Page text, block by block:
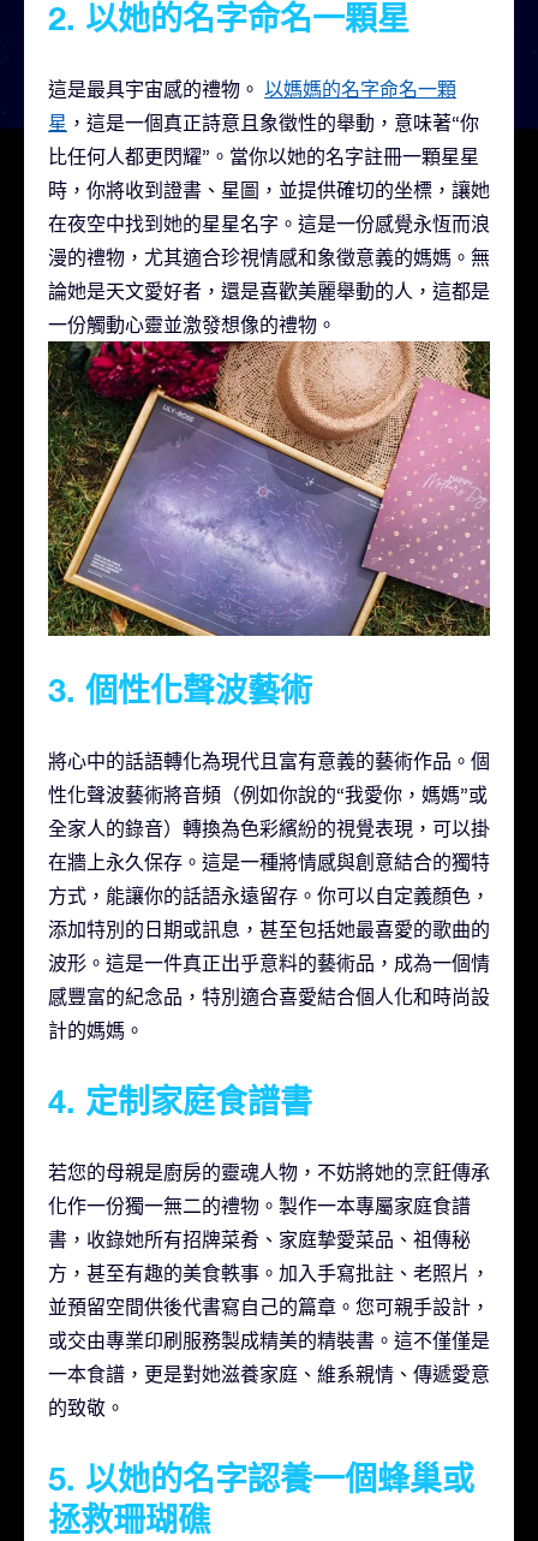
2. 以她的名字命名一顆星
這是最具宇宙感的禮物。 以媽媽的名字命名一顆
星 ，這是一個真正詩意且象徵性的舉動，意味著“你
比任何人都更閃耀”。當你以她的名字註冊一顆星星
時，你將收到證書、星圖，並提供確切的坐標，讓她
在夜空中找到她的星星名字。這是一份感覺永恆而浪
漫的禮物，尤其適合珍視情感和象徵意義的媽媽。無
論她是天文愛好者，還是喜歡美麗舉動的人，這都是
一份觸動心靈並激發想像的禮物。
3. 個性化聲波藝術
將心中的話語轉化為現代且富有意義的藝術作品。個
性化聲波藝術將音頻（例如你說的“我愛你，媽媽”或
全家人的錄音）轉換為色彩繽紛的視覺表現，可以掛
在牆上永久保存。這是一種將情感與創意結合的獨特
方式，能讓你的話語永遠留存。你可以自定義顏色，
添加特別的日期或訊息，甚至包括她最喜愛的歌曲的
波形。這是一件真正出乎意料的藝術品，成為一個情
感豐富的紀念品，特別適合喜愛結合個人化和時尚設
計的媽媽。
4. 定制家庭食譜書
若您的母親是廚房的靈魂人物，不妨將她的烹飪傳承
化作一份獨一無二的禮物。製作一本專屬家庭食譜
書，收錄她所有招牌菜肴、家庭摯愛菜品、祖傳秘
方，甚至有趣的美食軼事。加入手寫批註、老照片，
並預留空間供後代書寫自己的篇章。您可親手設計，
或交由專業印刷服務製成精美的精裝書。這不僅僅是
一本食譜，更是對她滋養家庭、維系親情、傳遞愛意
的致敬。
5. 以她的名字認養一個蜂巢或
拯救珊瑚礁